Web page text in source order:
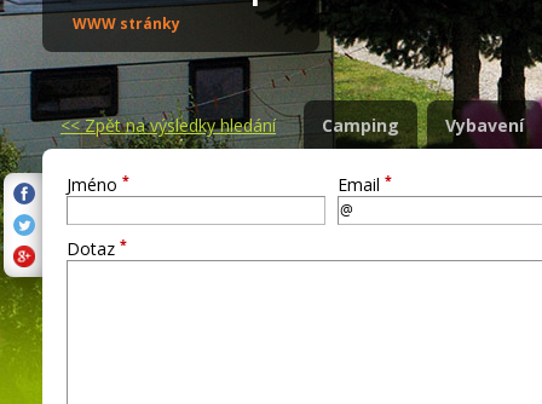
WWW stránky
<<Zpět na výsledky hledání Camping Vybavení
Jméno * Email *
Dotaz *